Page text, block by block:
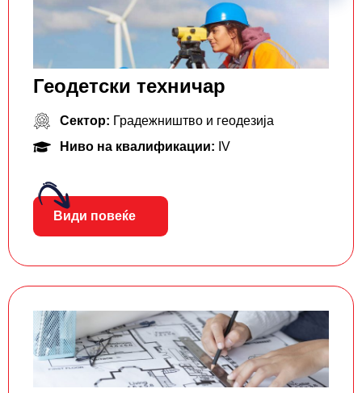
Геодетски техничар
Сектор: Градежништво и геодезија
Ниво на квалификации: IV
Види повеќе